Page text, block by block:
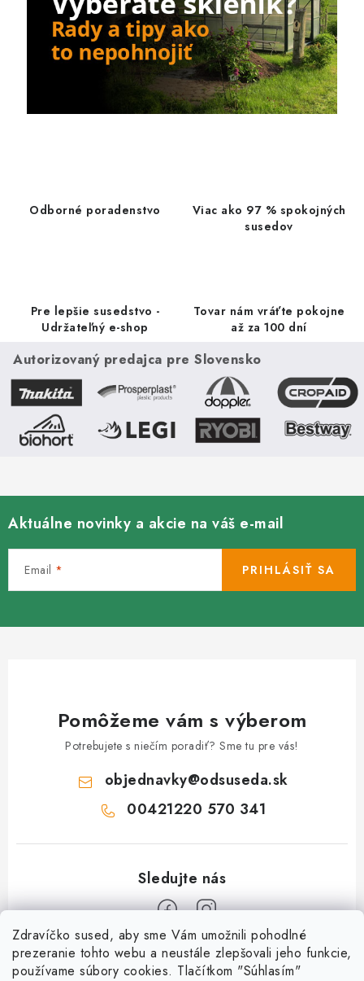
Zdravíčko sused, aby sme Vám umožnili pohodlné
prezeranie tohto webu a neustále zlepšovali jeho funkcie,
používame súbory cookies. Tlačítkom "Súhlasím"
Odborné poradenstvo
Viac ako 97 % spokojných
susedov
Pre lepšie susedstvo -
Udržateľný e-shop
Tovar nám vráťte pokojne
až za 100 dní
Autorizovaný predajca pre Slovensko
Aktuálne novinky a akcie na váš e-mail
Email PRIHLÁSIŤ SA
Pomôžeme vám s výberom
Potrebujete s niečím poradiť? Sme tu pre vás!
objednavky@odsuseda.sk
00421220 570 341